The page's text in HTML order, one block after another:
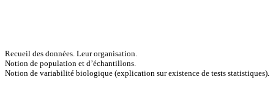
Recueil des données. Leur organisation.
Notion de population et d’échantillons.
Notion de variabilité biologique (explication sur existence de tests statistiques).